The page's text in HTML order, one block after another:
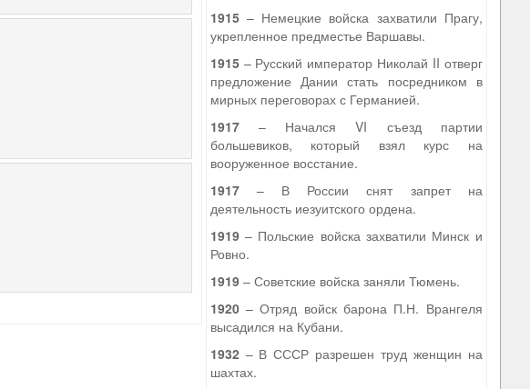
1915– Немецкие войска захватили Прагу,
укрепленное предместье Варшавы.
1915– Русский император Николай II отверг
предложение Дании стать посредником в
мирных переговорах с Германией.
1917– Начался VI съезд партии
большевиков, который взял курс на
вооруженное восстание.
1917– В России снят запрет на
деятельность иезуитского ордена.
1919– Польские войска захватили Минск и
Ровно.
1919– Советские войска заняли Тюмень.
1920– Отряд войск барона П.Н. Врангеля
высадился на Кубани.
1932– В СССР разрешен труд женщин на
шахтах.